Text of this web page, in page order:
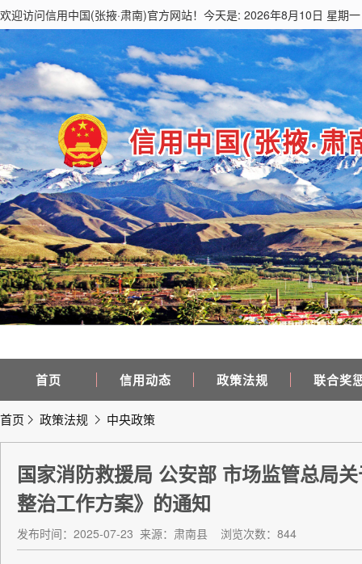
欢迎访问信用中国(张掖·肃南)官方网站！今天是: 2026年8月10日 星期一
信用中国(张掖·肃
首页 信用动态 政策法规 联合奖
首页 政策法规 中央政策
国家消防救援局 公安部 市场监管总局
整治工作方案》的通知
发布时间：2025-07-23 来源：肃南县 浏览次数：844